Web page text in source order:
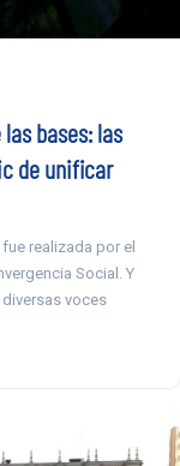
bases: las
de unificar
realizada por el
Social. Y
voces